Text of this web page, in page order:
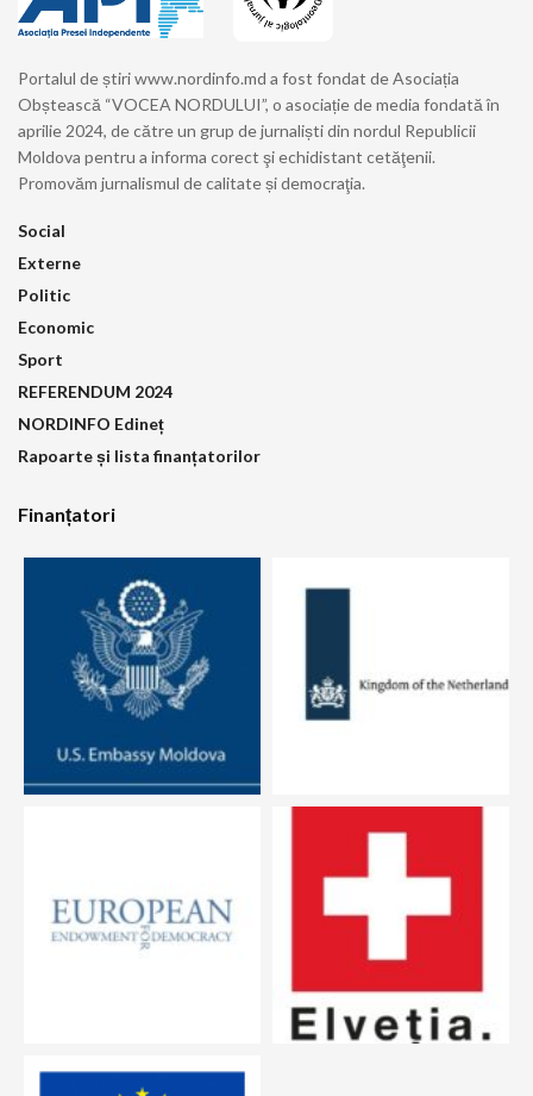
Portalul de știri www.nordinfo.md a fost fondat de Asociația
Obștească “VOCEA NORDULUI”, o asociație de media fondată în
aprilie 2024, de către un grup de jurnaliști din nordul Republicii
Moldova pentru a informa corect şi echidistant cetăţenii.
Promovăm jurnalismul de calitate și democraţia.
Social
Externe
Politic
Economic
Sport
REFERENDUM 2024
NORDINFO Edineț
Rapoarte și lista finanțatorilor
Finanțatori